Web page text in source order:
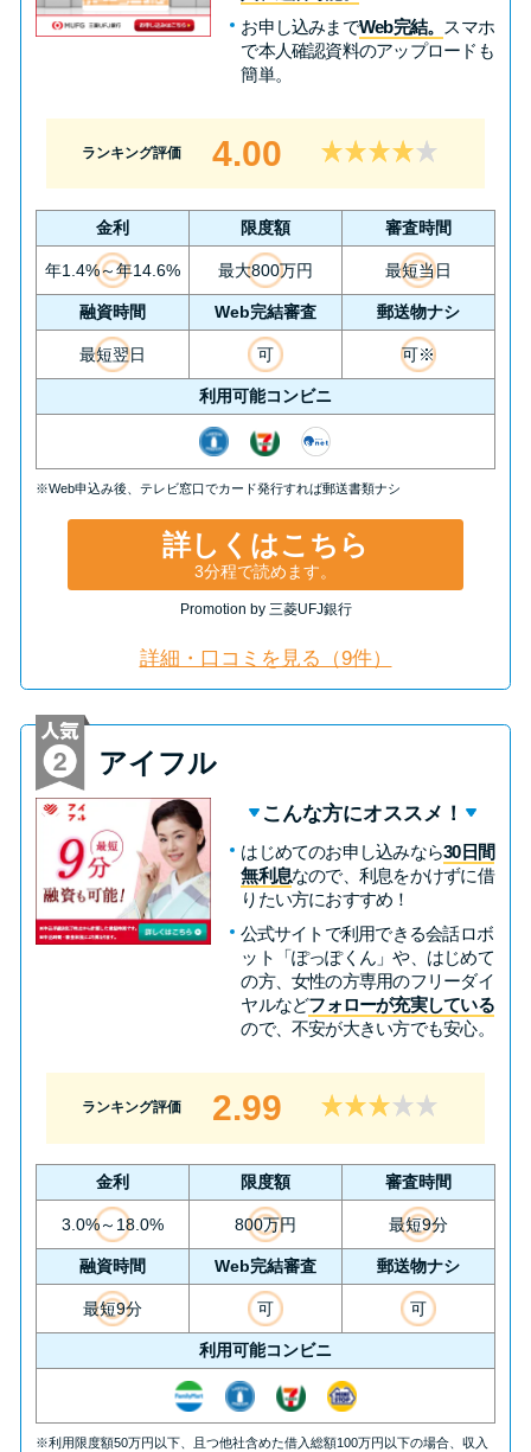
種類・特徴別一覧
今月の家賃払えない…2ヵ月目に
は解決しないと危険な理由と対
処法3つ
家賃払えないが強制退去は避け
たい…市役所に相談より賢い方
街金とは？絶対審査通る？借金
に悩む人へ街金をおすすめしな
い理由
質屋でお金を借りるには？年利
やシステムをカードローンと比
る？
学生がお金を借りる方法は？親
へのバレにくさや将来への影響
を解説
ソフト闇金とは？悪質な手口に
は要注意！
てはいけない理由と借りた場合
の対処法
申し込みブラックとは?判断の目
安や審査に通らない理由
ブラックでもお金を借りるに
は？3つの判断基準と工面法
アコムはブラックでも審査に通
お申し込みまでWeb完結。 スマホ
で本人確認資料のアップロードも
簡単。
ランキング評価 4.00
金利 限度額 審査時間
年1.4%～年14.6% 最大800万円 最短当日
融資時間 Web完結審査 郵送物ナシ
最短翌日 可 可※
利用可能コンビニ
※Web申込み後、テレビ窓口でカード発行すれば郵送書類ナシ
詳しくはこちら
3分程で読めます。
Promotion by 三菱UFJ銀行
詳細・口コミを見る（9件）
アイフル
こんな方にオススメ！
はじめてのお申し込みなら30日間
無利息なので、利息をかけずに借
りたい方におすすめ！
公式サイトで利用できる会話ロボ
ット「ぽっぽくん」や、はじめて
の方、女性の方専用のフリーダイ
ヤルなどフォローが充実している
ので、不安が大きい方でも安心。
ランキング評価 2.99
金利 限度額 審査時間
3.0%～18.0% 800万円 最短9分
融資時間 Web完結審査 郵送物ナシ
最短9分 可 可
利用可能コンビニ
※利用限度額50万円以下、且つ他社含めた借入総額100万円以下の場合、収入